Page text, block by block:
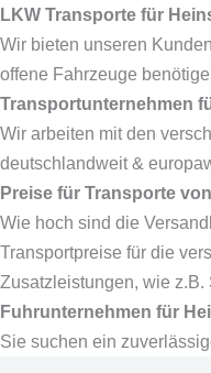
LKW Transporte für
Wir bieten unseren
offene Fahrzeuge
Transportunternehmen
Wir arbeiten mit den
deutschlandweit &
Preise für Transporte
Wie hoch sind die
Transportpreise für die
Zusatzleistungen, wie
Fuhrunternehmen für
Sie suchen ein